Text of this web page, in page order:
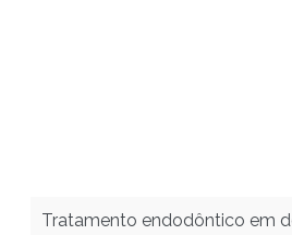
Tratamento endodôntico em